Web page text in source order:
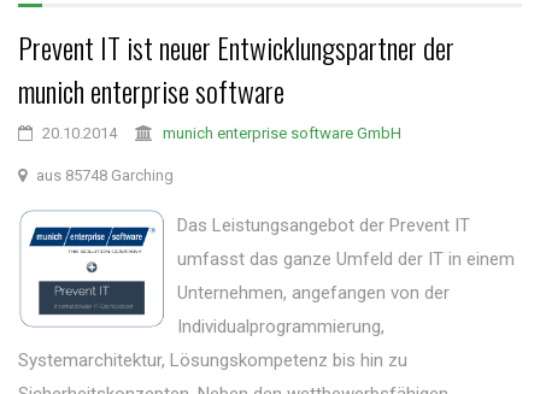
Prevent IT ist neuer Entwicklungspartner der
munich enterprise software
20.10.2014 munich enterprise software GmbH
aus 85748 Garching
Das Leistungsangebot der Prevent IT
umfasst das ganze Umfeld der IT in einem
Unternehmen, angefangen von der
Individualprogrammierung,
Systemarchitektur, Lösungskompetenz bis hin zu